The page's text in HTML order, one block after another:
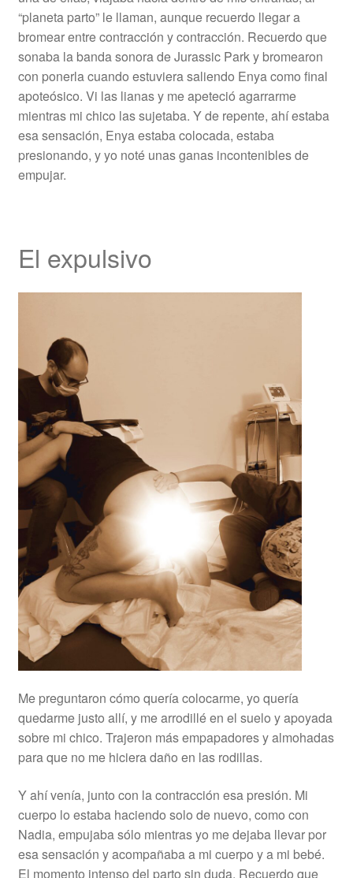
“planeta parto” le llaman, aunque recuerdo llegar a
bromear entre contracción y contracción. Recuerdo que
sonaba la banda sonora de Jurassic Park y bromearon
con ponerla cuando estuviera saliendo Enya como final
apoteósico. Vi las lianas y me apeteció agarrarme
mientras mi chico las sujetaba. Y de repente, ahí estaba
esa sensación, Enya estaba colocada, estaba
presionando, y yo noté unas ganas incontenibles de
empujar.
El expulsivo
Me preguntaron cómo quería colocarme, yo quería
quedarme justo allí, y me arrodillé en el suelo y apoyada
sobre mi chico. Trajeron más empapadores y almohadas
para que no me hiciera daño en las rodillas.
Y ahí venía, junto con la contracción esa presión. Mi
cuerpo lo estaba haciendo solo de nuevo, como con
Nadia, empujaba sólo mientras yo me dejaba llevar por
esa sensación y acompañaba a mi cuerpo y a mi bebé.
El momento intenso del parto sin duda. Recuerdo que